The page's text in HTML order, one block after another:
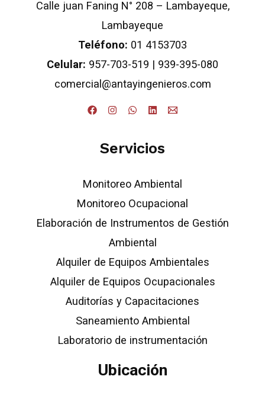
Calle juan Faning N° 208 – Lambayeque,
Lambayeque
Teléfono: 01 4153703
Celular: 957-703-519 | 939-395-080
comercial@antayingenieros.com
Servicios
Monitoreo Ambiental
Monitoreo Ocupacional
Elaboración de Instrumentos de Gestión
Ambiental
Alquiler de Equipos Ambientales
Alquiler de Equipos Ocupacionales
Auditorías y Capacitaciones
Saneamiento Ambiental
Laboratorio de instrumentación
Ubicación